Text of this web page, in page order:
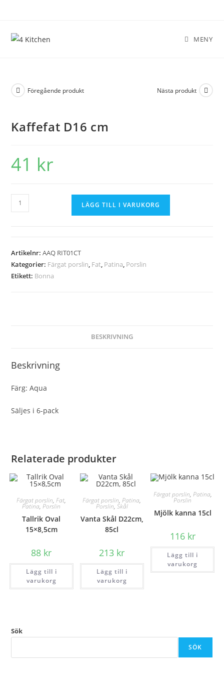
MENY
Föregående produkt Nästa produkt
Kaffefat D16 cm
41 kr
LÄGG TILL I VARUKORG
Artikelnr:AAQ RIT01CT
Kategorier: Färgat porslin, Fat, Patina, Porslin
Etikett: Bonna
BESKRIVNING
Beskrivning
Färg: Aqua
Säljes i 6-pack
Relaterade produkter
Färgat porslin,Fat,
Patina,Porslin
Tallrik Oval
15×8,5cm
88 kr
Lägg till i
varukorg
Färgat porslin,Patina,
Porslin, Skål
Vanta Skål D22cm,
85cl
213 kr
Lägg till i
varukorg
Färgat porslin, Patina,
Porslin
Mjölk kanna 15cl
116 kr
Lägg till i
varukorg
Sök
SÖK